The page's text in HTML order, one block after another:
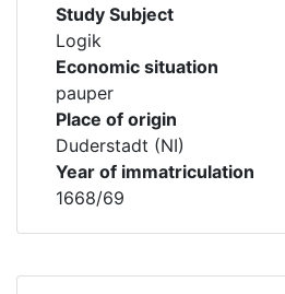
Study Subject
Logik
Economic situation
pauper
Place of origin
Duderstadt (NI)
Year of immatriculation
1668/69